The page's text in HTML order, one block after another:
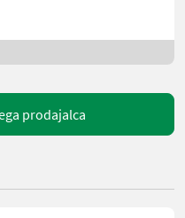
prodajalca